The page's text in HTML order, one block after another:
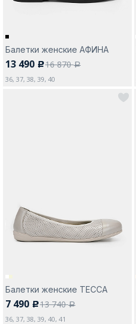
Балетки женские АФИНА
13 490 c16 870a
36, 37, 38, 39, 40
Балетки женские ТЕССА
7 490 c13 740a
36, 37, 38, 39, 40, 41